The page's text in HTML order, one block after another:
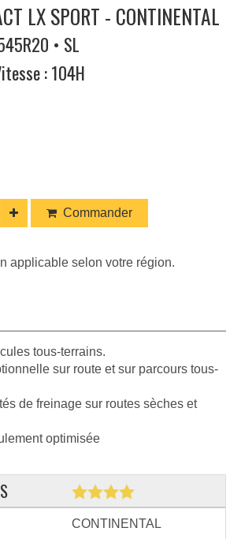
LX SPORT - CONTINENTAL
• SL
: 104H
Commander
applicable selon votre région.
tous-terrains.
sur route et sur parcours tous-
de freinage sur routes sèches et
optimisée
CONTINENTAL